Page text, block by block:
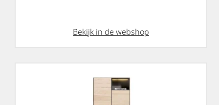
Bekijk in de webshop